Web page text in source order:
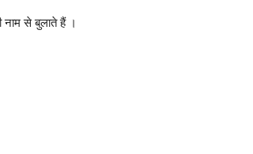
से बुलाते हैं ।